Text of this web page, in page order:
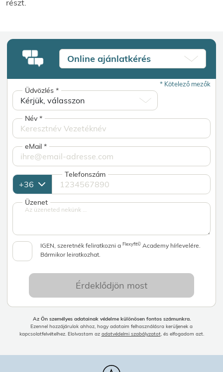
részt.
Online ajánlatkérés
*Kötelező mezők
Üdvözlés*
Név*
eMail*
Telefonszám
Üzenet
IGEN, szeretnék feliratkozni aFlexyfit© Academy hírlevelére.
Bármikor leiratkozhat.
Érdeklődjön most
Az Ön személyes adatainak védelme különösen fontos számunkra.
Ezennel hozzájárulok ahhoz, hogy adataim felhasználásra kerüljenek a
kapcsolatfelvételhez. Elolvastam az adatvédelmi szabályzatot, és elfogadom azt.